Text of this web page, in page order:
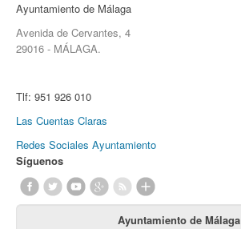
Ayuntamiento de Málaga
Avenida de Cervantes, 4
29016 - MÁLAGA.
Tlf: 951 926 010
Las Cuentas Claras
Redes Sociales Ayuntamiento
Síguenos
Ayuntamiento de Málaga